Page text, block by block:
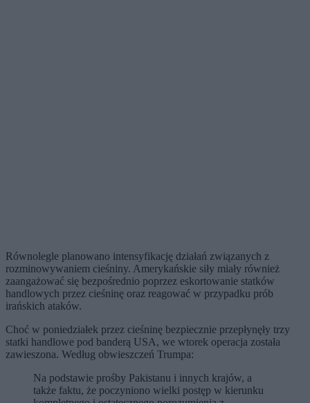
Równolegle planowano intensyfikację działań związanych z
rozminowywaniem cieśniny. Amerykańskie siły miały również
zaangażować się bezpośrednio poprzez eskortowanie statków
handlowych przez cieśninę oraz reagować w przypadku prób
irańskich ataków.
Choć w poniedziałek przez cieśninę bezpiecznie przepłynęły trzy
statki handlowe pod banderą USA, we wtorek operacja została
zawieszona. Według obwieszczeń Trumpa:
Na podstawie prośby Pakistanu i innych krajów, a
także faktu, że poczyniono wielki postęp w kierunku